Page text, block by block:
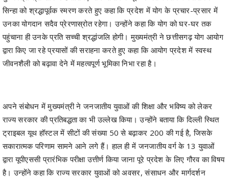
पहुंचाना ही उनके प्रति सच्ची श्रद्धांजलि होगी। मुख्यमंत्री ने छत्तीसगढ़ योग आयोग
द्वारा किए जा रहे प्रयासों की सराहना करते हुए कहा कि आयोग प्रदेश में स्वस्थ
जीवनशैली को बढ़ावा देने में महत्वपूर्ण भूमिका निभा रहा है।
ट्राइबल यूथ हॉस्टल में सीटों की संख्या 50 से बढ़ाकर 200 की गई है, जिसके
सकारात्मक परिणाम सामने आने लगे हैं। हाल ही में जनजातीय वर्ग के 13 युवाओं
द्वारा यूपीएससी प्रारंभिक परीक्षा उत्तीर्ण किया जाना पूरे प्रदेश के लिए गौरव का विषय
है। उन्होंने कहा कि राज्य सरकार युवाओं को अवसर, संसाधन और मार्गदर्शन
उपलब्ध कराकर उन्हें देश और समाज के नेतृत्व के लिए तैयार कर रही है।